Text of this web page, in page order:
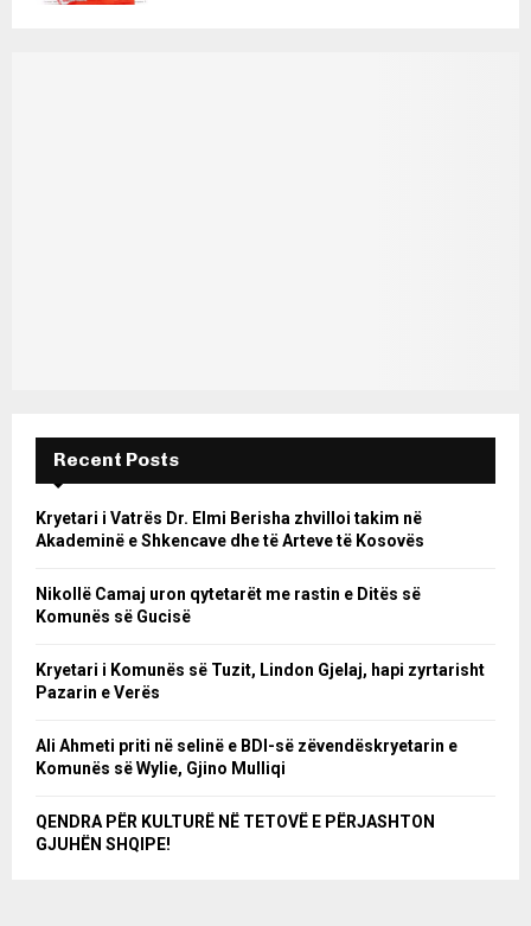
Recent Posts
Kryetari i Vatrës Dr. Elmi Berisha zhvilloi takim në
Akademinë e Shkencave dhe të Arteve të Kosovës
Nikollë Camaj uron qytetarët me rastin e Ditës së
Komunës së Gucisë
Kryetari i Komunës së Tuzit, Lindon Gjelaj, hapi zyrtarisht
Pazarin e Verës
Ali Ahmeti priti në selinë e BDI-së zëvendëskryetarin e
Komunës së Wylie, Gjino Mulliqi
QENDRA PËR KULTURË NË TETOVË E PËRJASHTON
GJUHËN SHQIPE!